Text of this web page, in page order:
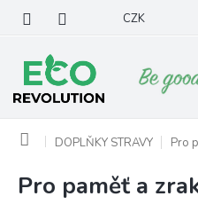
obsah
CZK
Domů DOPLŇKY STRAVY Pro
Pro paměť a